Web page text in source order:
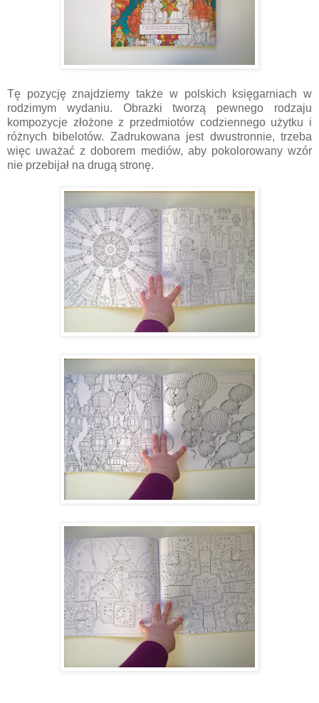
Tę pozycję znajdziemy także w polskich księgarniach w
rodzimym wydaniu. Obrazki tworzą pewnego rodzaju
kompozycje złożone z przedmiotów codziennego użytku i
różnych bibelotów. Zadrukowana jest dwustronnie, trzeba
więc uważać z doborem mediów, aby pokolorowany wzór
nie przebijał na drugą stronę.